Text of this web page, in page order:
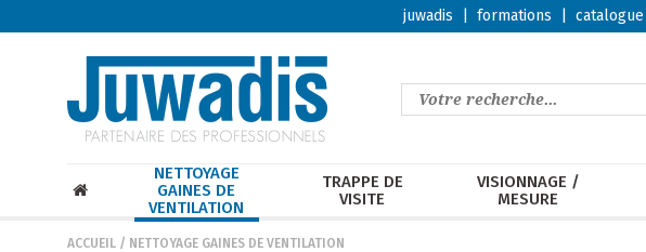
juwadis formations catalogue
NETTOYAGE
GAINES DE
VENTILATION
TRAPPE DE
VISITE
VISIONNAGE /
MESURE
ACCUEIL / NETTOYAGE GAINES DE VENTILATION